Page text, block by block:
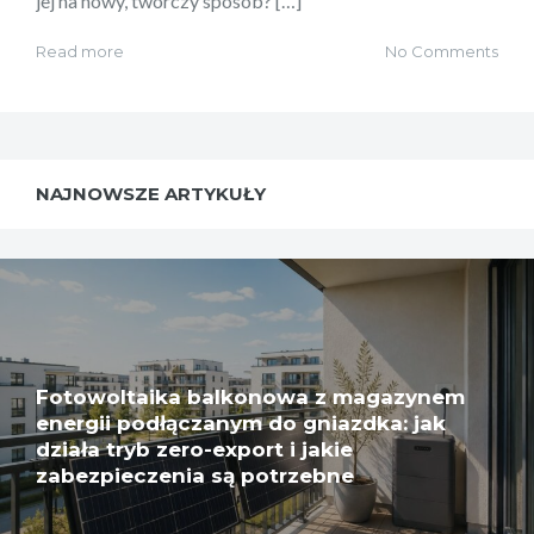
Read more No Comments
NAJNOWSZE ARTYKUŁY
Fotowoltaika balkonowa z magazynem
energii podłączanym do gniazdka: jak
działa tryb zero-export i jakie
zabezpieczenia są potrzebne